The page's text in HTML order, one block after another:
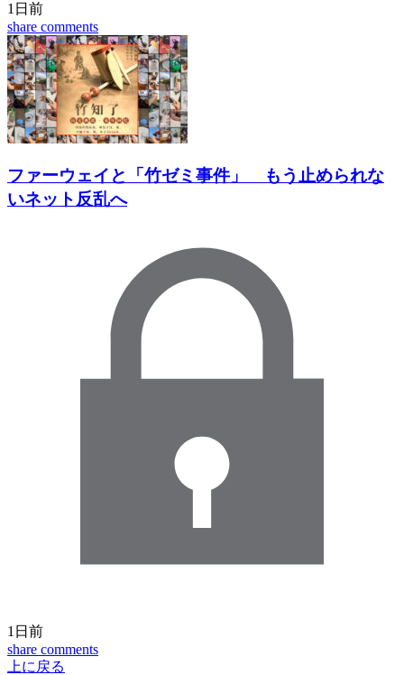
1日前
share comments
ファーウェイと「竹ゼミ事件」 もう止められな
いネット反乱へ
1日前
share comments
上に戻る